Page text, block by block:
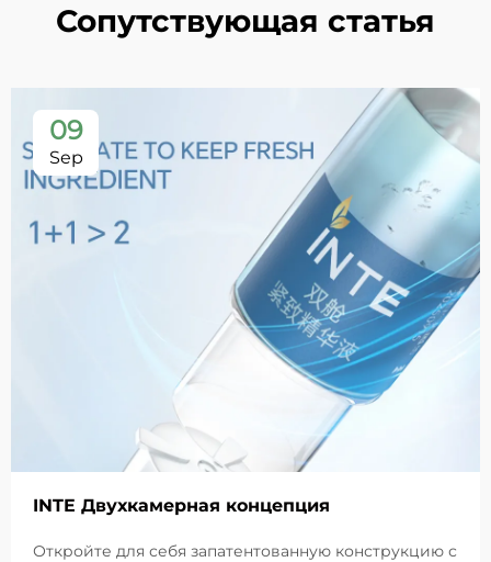
Сопутствующая статья
09
Sep
INTE Двухкамерная концепция
Откройте для себя запатентованную конструкцию с